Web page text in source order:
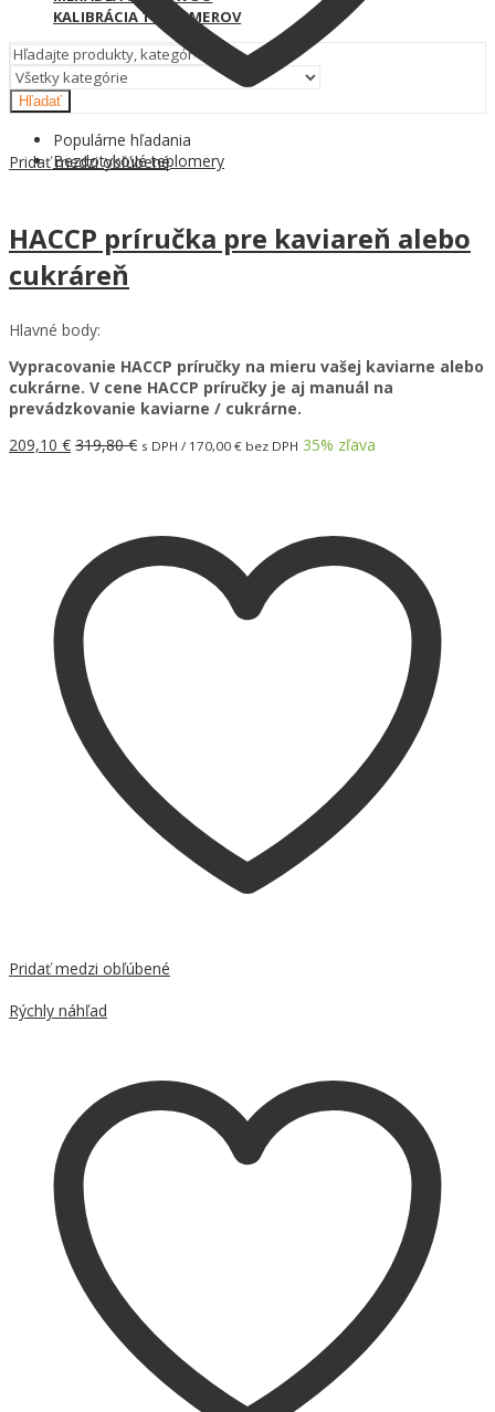
KALIBRÁCIA TEPLOMEROV
Hľadať
Populárne hľadania
Bezdotykové teplomery
Pridať medzi obľúbené
HACCP príručka pre kaviareň alebo
cukráreň
Hlavné body:
Vypracovanie HACCP príručky na mieru vašej kaviarne alebo
cukrárne. V cene HACCP príručky je aj manuál na
prevádzkovanie kaviarne / cukrárne.
209,10 € 319,80€ s DPH / 170,00 € bez DPH 35% zľava
Pridať medzi obľúbené
Rýchly náhľad